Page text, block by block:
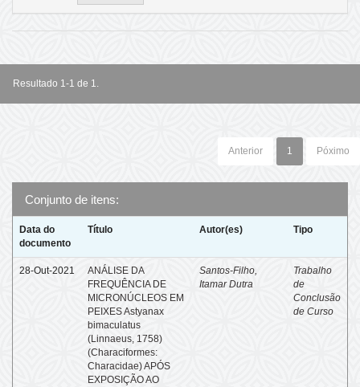
Resultado 1-1 de 1.
Anterior 1 Póximo
Conjunto de itens:
Data do
documento
Título Autor(es) Tipo
28-Out-2021
ANÁLISE DA
FREQUÊNCIA DE
MICRONÚCLEOS EM
PEIXES Astyanax
bimaculatus
(Linnaeus, 1758)
(Characiformes:
Characidae) APÓS
EXPOSIÇÃO AO
Santos-Filho,
Itamar Dutra
Trabalho
de
Conclusão
de Curso